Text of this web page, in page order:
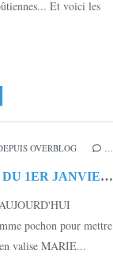
Et voici les
OVERBLOG
SAL "BRODERIE DU 1ER JANVIER - MILLESIME 2020" - MARIE JEANNE - TERMINEE
pochon pour mettre
valise MARIE...